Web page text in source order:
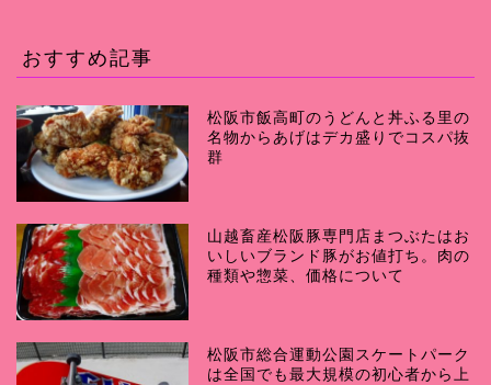
おすすめ記事
松阪市飯高町のうどんと丼ふる里の
名物からあげはデカ盛りでコスパ抜
群
山越畜産松阪豚専門店まつぶたはお
いしいブランド豚がお値打ち。肉の
種類や惣菜、価格について
松阪市総合運動公園スケートパーク
は全国でも最大規模の初心者から上